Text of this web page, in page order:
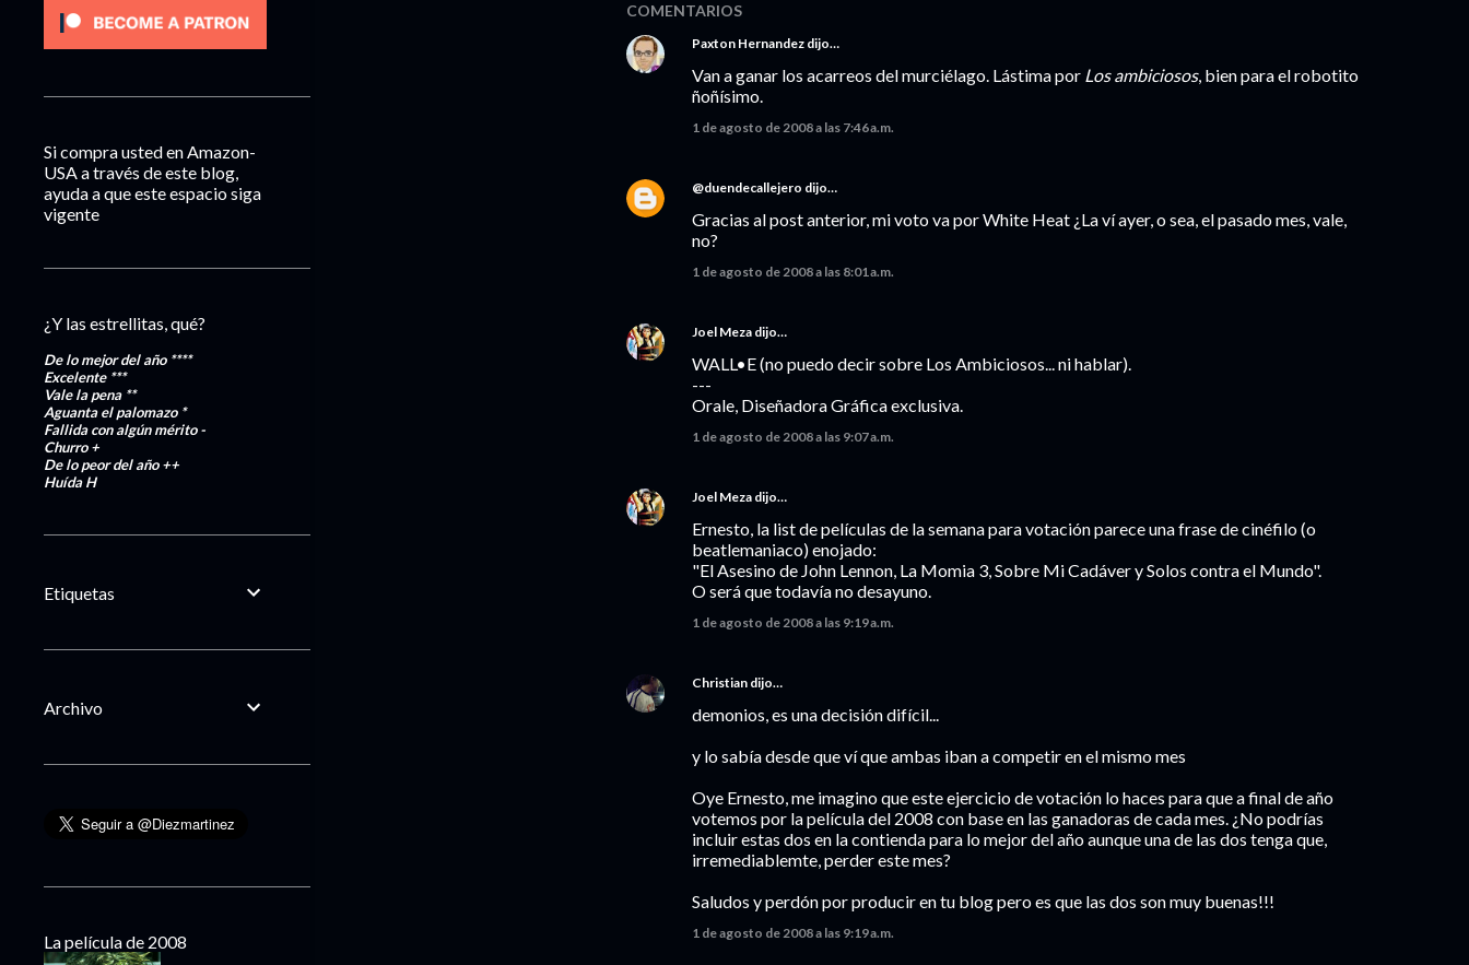
COMENTARIOS
Paxton Hernandez dijo…
Van a ganar los acarreos del murciélago. Lástima por Los ambiciosos, bien para el robotito
ñoñísimo.
1 de agosto de 2008 a las 7:46 a.m.
@duendecallejero dijo…
Gracias al post anterior, mi voto va por White Heat ¿La ví ayer, o sea, el pasado mes, vale,
no?
1 de agosto de 2008 a las 8:01 a.m.
Joel Meza dijo…
WALL•E (no puedo decir sobre Los Ambiciosos... ni hablar).
---
Orale, Diseñadora Gráfica exclusiva.
1 de agosto de 2008 a las 9:07 a.m.
Joel Meza dijo…
Ernesto, la list de películas de la semana para votación parece una frase de cinéfilo (o
beatlemaniaco) enojado:
"El Asesino de John Lennon, La Momia 3, Sobre Mi Cadáver y Solos contra el Mundo".
O será que todavía no desayuno.
1 de agosto de 2008 a las 9:19 a.m.
Christian dijo…
demonios, es una decisión difícil...
y lo sabía desde que ví que ambas iban a competir en el mismo mes
Oye Ernesto, me imagino que este ejercicio de votación lo haces para que a final de año
votemos por la película del 2008 con base en las ganadoras de cada mes. ¿No podrías
incluir estas dos en la contienda para lo mejor del año aunque una de las dos tenga que,
irremediablemte, perder este mes?
Saludos y perdón por producir en tu blog pero es que las dos son muy buenas!!!
1 de agosto de 2008 a las 9:19 a.m.
Si compra usted en Amazon-
USA a través de este blog,
ayuda a que este espacio siga
vigente
¿Y las estrellitas, qué?
De lo mejor del año ****
Excelente***
Vale la pena **
Aguanta el palomazo *
Fallida con algún mérito-
Churro+
De lo peor del año++
HuídaH
Etiquetas
Archivo
La película de 2008